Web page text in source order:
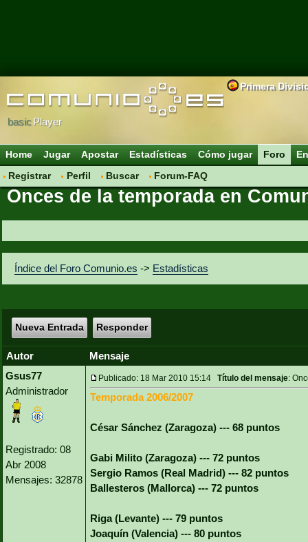
Primera
basicPlayer
Home Jugar Apostar Estadísticas Cómo jugar
Foro
Registrar
Perfil Buscar Forum-FAQ
Onces de la temporada en
Índice del Foro Comunio.es -> Estadísticas
Nueva Entrada Responder
Autor
Mensaje
Gsus77
Administrador
Registrado: 08
Abr 2008
Mensajes: 32878
Publicado: 18 Mar 2010 15:14 Título del mensaje:
Temporada 2006/2007
César Sánchez (Zaragoza) --- 68 puntos
Gabi Milito (Zaragoza) --- 72 puntos
Sergio Ramos (Real Madrid) --- 82 puntos
Ballesteros (Mallorca) --- 72 puntos
Riga (Levante) --- 79 puntos
Joaquín (Valencia) --- 80 puntos